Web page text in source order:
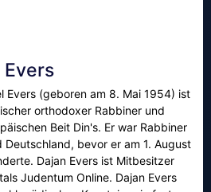
Evers
Evers (geboren am 8. Mai 1954) ist
orthodoxer Rabbiner und
Beit Din's. Er war Rabbiner
Deutschland, bevor er am 1. August
Dajan Evers ist Mitbesitzer
Judentum Online. Dajan Evers